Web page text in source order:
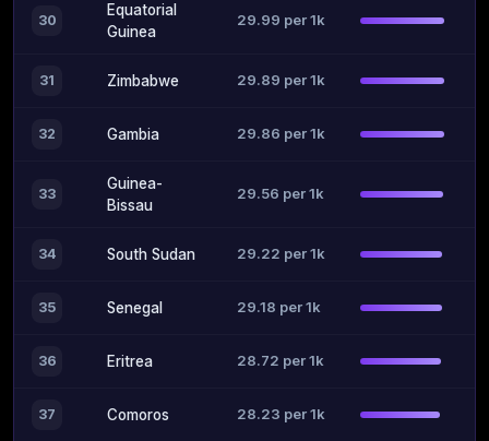
30
Equatorial
Guinea
29.99 per 1k
31 Zimbabwe 29.89 per 1k
32 Gambia 29.86 per 1k
33
Guinea-
Bissau
29.56 per 1k
34 South Sudan 29.22 per 1k
35 Senegal 29.18 per 1k
36 Eritrea 28.72 per 1k
37 Comoros 28.23 per 1k